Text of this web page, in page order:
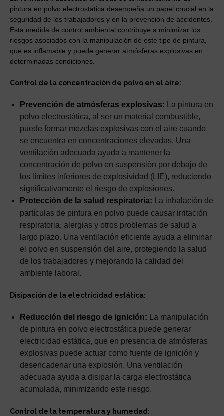
pintura en polvo electrostática desempeña un papel crucial en la
seguridad de los trabajadores y en la prevención de accidentes.
Esta medida de control ambiental contribuye a minimizar los
riesgos asociados con la manipulación de este tipo de pintura,
que es inflamable y puede generar atmósferas explosivas en
determinadas condiciones.
Control de la concentración de polvo en el aire:
Prevención de atmósferas explosivas: La pintura en
polvo electrostática, al ser un material combustible,
puede formar mezclas explosivas con el aire cuando
se encuentra en concentraciones elevadas. Una
ventilación adecuada ayuda a mantener la
concentración de polvo en suspensión por debajo de
los límites inferiores de explosividad (LIE), reduciendo
significativamente el riesgo de explosiones.
Protección de la salud respiratoria: La inhalación de
partículas de pintura en polvo puede causar irritación
respiratoria, alergias y otros problemas de salud a
largo plazo. Una ventilación eficiente ayuda a eliminar
el polvo en suspensión del aire, protegiendo la salud
de los trabajadores y mejorando la calidad del
ambiente laboral.
Disipación de la electricidad estática:
Reducción del riesgo de ignición: La manipulación
de pintura en polvo electrostática puede generar
electricidad estática, que en presencia de atmósferas
explosivas puede actuar como fuente de ignición y
desencadenar una explosión. Una ventilación
adecuada ayuda a disipar la carga electrostática
acumulada, minimizando este riesgo.
Control de la temperatura y humedad: